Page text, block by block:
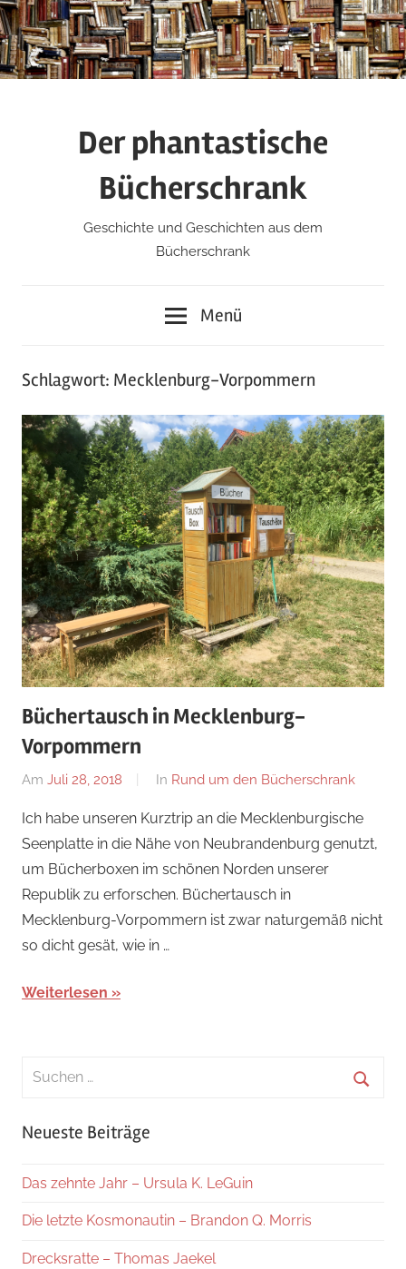
Zum
Inhalt
springen
Der phantastische
Bücherschrank
Geschichte und Geschichten aus dem
Bücherschrank
Menü
Schlagwort: Mecklenburg-Vorpommern
Büchertausch in Mecklenburg-
Vorpommern
Am Juli 28, 2018
Von
In Rund um den Bücherschrank
Ich habe unseren Kurztrip an die Mecklenburgische
Seenplatte in die Nähe von Neubrandenburg genutzt,
um Bücherboxen im schönen Norden unserer
Republik zu erforschen. Büchertausch in
Mecklenburg-Vorpommern ist zwar naturgemäß nicht
so dicht gesät, wie in …
Weiterlesen
Suchen
Neueste Beiträge
Das zehnte Jahr – Ursula K. LeGuin
Die letzte Kosmonautin – Brandon Q. Morris
Drecksratte – Thomas Jaekel